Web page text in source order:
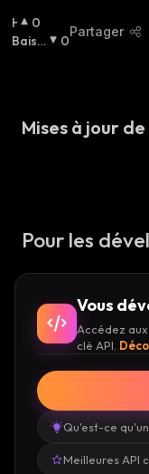
H
A
0
Baissi
0
Partager
Mises à jour
Pour les
Vous
Accédez
clé API.
Qu'est-ce
Meilleures API